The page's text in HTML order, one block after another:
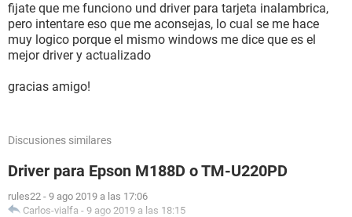
fijate que me funciono und driver para tarjeta inalambrica,
pero intentare eso que me aconsejas, lo cual se me hace
muy logico porque el mismo windows me dice que es el
mejor driver y actualizado
gracias amigo!
Discusiones similares
Driver para Epson M188D o TM-U220PD
rules22 - 9 ago 2019 a las 17:06
Carlos-vialfa - 9 ago 2019 a las 18:15